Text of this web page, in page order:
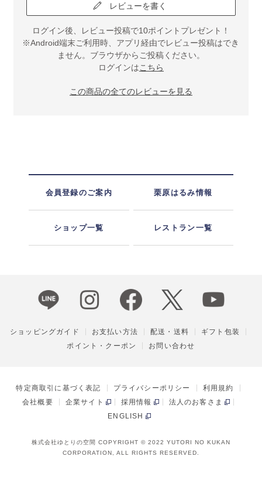
レビューを書く
ログイン後、レビュー投稿で10ポイントプレゼント！
※Android端末ご利用時、アプリ経由でレビュー投稿はでき
ません。ブラウザからご投稿ください。
ログインはこちら
この商品の全てのレビューを見る
会員登録のご案内 栗原はるみ情報
ショップ一覧 レストラン一覧
ショッピングガイド お支払い方法 配送・送料
ギフト包装
ポイント・クーポン
お問い合わせ
特定商取引に基づく表記 プライバシーポリシー
利用規約
会社概要
企業サイト 採用情報
法人のお客さま
ENGLISH
株式会社ゆとりの空間 COPYRIGHT © 2022 YUTORI NO KUKAN
CORPORATION, ALL RIGHTS RESERVED.